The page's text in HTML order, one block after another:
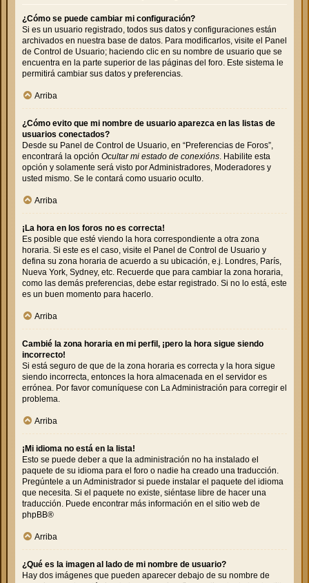
¿Cómo se puede cambiar mi configuración?
Si es un usuario registrado, todos sus datos y configuraciones están
archivados en nuestra base de datos. Para modificarlos, visite el Panel
de Control de Usuario; haciendo clic en su nombre de usuario que se
encuentra en la parte superior de las páginas del foro. Este sistema le
permitirá cambiar sus datos y preferencias.
Arriba
¿Cómo evito que mi nombre de usuario aparezca en las listas de
usuarios conectados?
Desde su Panel de Control de Usuario, en “Preferencias de Foros”,
encontrará la opción Ocultar mi estado de conexións . Habilite esta
opción y solamente será visto por Administradores, Moderadores y
usted mismo. Se le contará como usuario oculto.
Arriba
¡La hora en los foros no es correcta!
Es posible que esté viendo la hora correspondiente a otra zona
horaria. Si este es el caso, visite el Panel de Control de Usuario y
defina su zona horaria de acuerdo a su ubicación, e.j. Londres, París,
Nueva York, Sydney, etc. Recuerde que para cambiar la zona horaria,
como las demás preferencias, debe estar registrado. Si no lo está, este
es un buen momento para hacerlo.
Arriba
Cambié la zona horaria en mi perfil, ¡pero la hora sigue siendo
incorrecto!
Si está seguro de que de la zona horaria es correcta y la hora sigue
siendo incorrecta, entonces la hora almacenada en el servidor es
errónea. Por favor comuníquese con La Administración para corregir el
problema.
Arriba
¡Mi idioma no está en la lista!
Esto se puede deber a que la administración no ha instalado el
paquete de su idioma para el foro o nadie ha creado una traducción.
Pregúntele a un Administrador si puede instalar el paquete del idioma
que necesita. Si el paquete no existe, siéntase libre de hacer una
traducción. Puede encontrar más información en el sitio web de
phpBB®
Arriba
¿Qué es la imagen al lado de mi nombre de usuario?
Hay dos imágenes que pueden aparecer debajo de su nombre de